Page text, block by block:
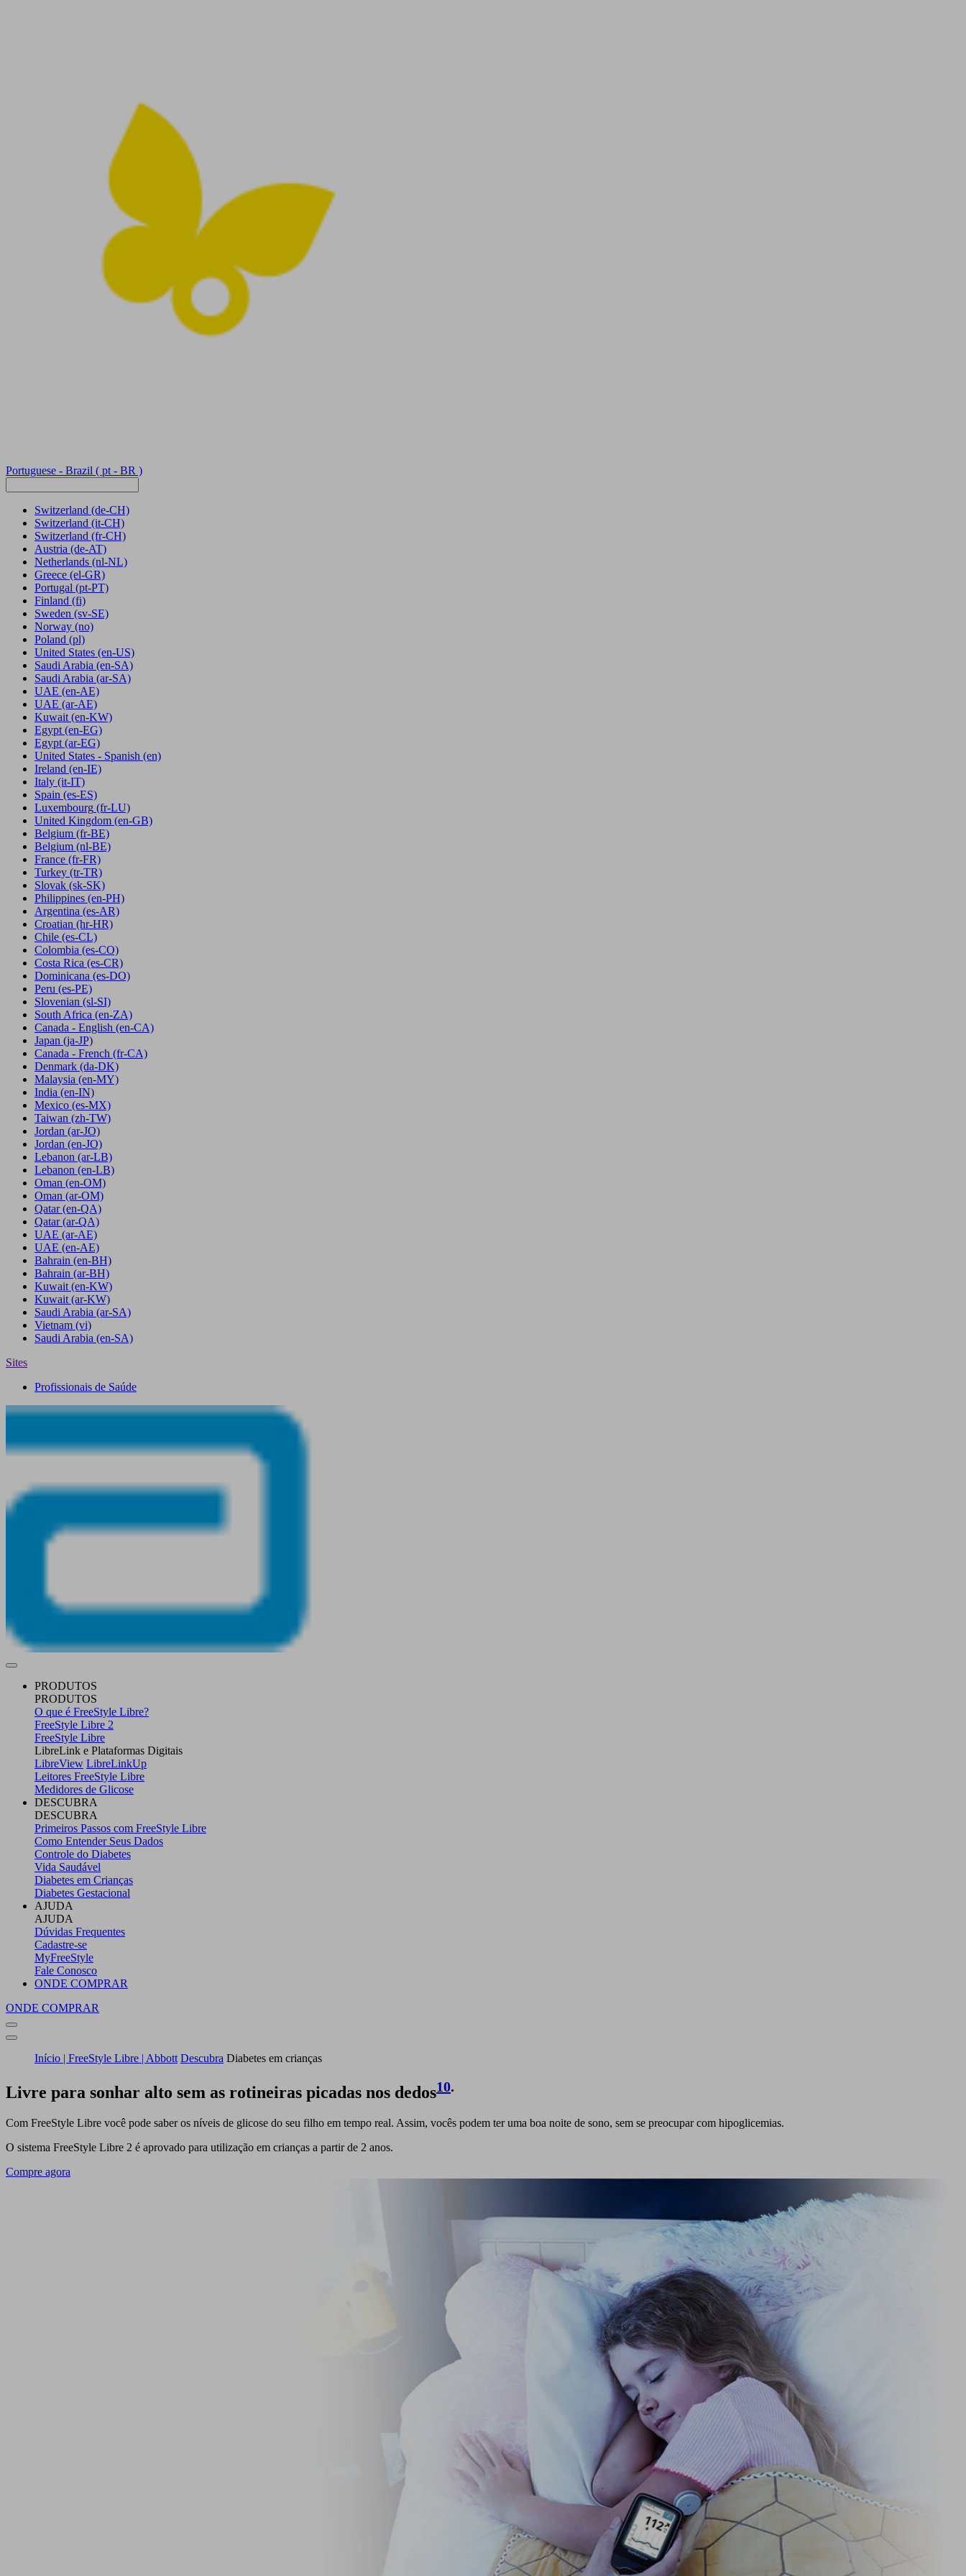
Portuguese - Brazil ( pt - BR )
Switzerland (de-CH)
Switzerland (it-CH)
Switzerland (fr-CH)
Austria (de-AT)
Netherlands (nl-NL)
Greece (el-GR)
Portugal (pt-PT)
Finland (fi)
Sweden (sv-SE)
Norway (no)
Poland (pl)
United States (en-US)
Saudi Arabia (en-SA)
Saudi Arabia (ar-SA)
UAE (en-AE)
UAE (ar-AE)
Kuwait (en-KW)
Egypt (en-EG)
Egypt(ar-EG)
United States - Spanish (en)
Ireland (en-IE)
Italy (it-IT)
Spain (es-ES)
Luxembourg (fr-LU)
United Kingdom (en-GB)
Belgium (fr-BE)
Belgium (nl-BE)
France (fr-FR)
Turkey (tr-TR)
Slovak (sk-SK)
Philippines (en-PH)
Argentina (es-AR)
Croatian (hr-HR)
Chile (es-CL)
Colombia (es-CO)
Costa Rica (es-CR)
Dominicana (es-DO)
Peru (es-PE)
Slovenian (sl-SI)
South Africa (en-ZA)
Canada - English (en-CA)
Japan (ja-JP)
Canada - French (fr-CA)
Denmark (da-DK)
Malaysia (en-MY)
India (en-IN)
Mexico (es-MX)
Taiwan (zh-TW)
Jordan (ar-JO)
Jordan (en-JO)
Lebanon (ar-LB)
Lebanon (en-LB)
Oman (en-OM)
Oman (ar-OM)
Qatar (en-QA)
Qatar (ar-QA)
UAE (ar-AE)
UAE (en-AE)
Bahrain (en-BH)
Bahrain (ar-BH)
Kuwait (en-KW)
Kuwait (ar-KW)
Saudi Arabia (ar-SA)
Vietnam (vi)
Saudi Arabia (en-SA)
Sites
Profissionais de Saúde
PRODUTOS
PRODUTOS
O que é FreeStyle Libre?
FreeStyle Libre 2
FreeStyle Libre
LibreLink e Plataformas Digitais
LibreView LibreLinkUp
Leitores FreeStyle Libre
Medidores de Glicose
DESCUBRA
DESCUBRA
Primeiros Passos com FreeStyle Libre
Como Entender Seus Dados
Controle do Diabetes
Vida Saudável
Diabetes em Crianças
Diabetes Gestacional
AJUDA
AJUDA
Dúvidas Frequentes
Cadastre-se
MyFreeStyle
Fale Conosco
ONDE COMPRAR
ONDE COMPRAR
Início | FreeStyle Libre | Abbott Descubra Diabetes em crianças
Livre para sonhar alto sem as rotineiras picadas nos dedos10.
Com FreeStyle Libre você pode saber os níveis de glicose do seu filho em tempo real. Assim, vocês podem ter uma boa noite de sono, sem se preocupar com hipoglicemias.
O sistema FreeStyle Libre 2 é aprovado para utilização em crianças a partir de 2 anos.
Compre agora